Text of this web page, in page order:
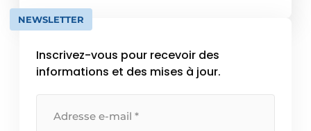
Accessibilité et Accessoires d’hygiène,
Appareils sanitaires Inox et […]
NEWSLETTER
Inscrivez-vous pour recevoir des
informations et des mises à jour.